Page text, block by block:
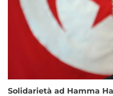
Solidarietà ad Hamma